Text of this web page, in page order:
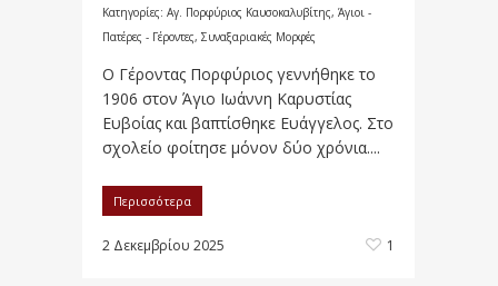
Κατηγορίες: Αγ. Πορφύριος Καυσοκαλυβίτης, Άγιοι -
Πατέρες - Γέροντες, Συναξαριακές Μορφές
Ο Γέροντας Πορφύριος γεννήθηκε το
1906 στον Άγιο Ιωάννη Καρυστίας
Ευβοίας και βαπτίσθηκε Ευάγγελος. Στο
σχολείο φοίτησε μόνον δύο χρόνια....
Περισσότερα
2 Δεκεμβρίου 2025 1